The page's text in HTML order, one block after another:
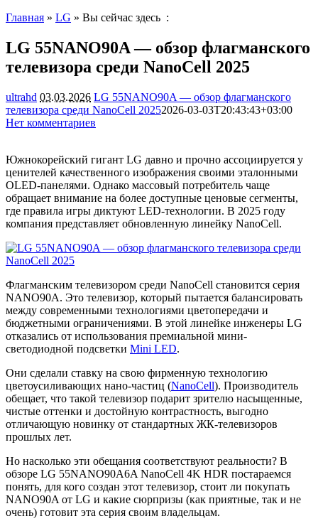
Главная » LG » Вы сейчас здесь :
LG 55NANO90A — обзор флагманского
телевизора среди NanoCell 2025
ultrahd 03.03.2026 LG 55NANO90A — обзор флагманского
телевизора среди NanoCell 20252026-03-03T20:43:43+03:00
Нет комментариев
Южнокорейский гигант LG давно и прочно ассоциируется у
ценителей качественного изображения своими эталонными
OLED-панелями. Однако массовый потребитель чаще
обращает внимание на более доступные ценовые сегменты,
где правила игры диктуют LED-технологии. В 2025 году
компания представляет обновленную линейку NanoCell.
Флагманским телевизором среди NanoCell становится серия
NANO90A. Это телевизор, который пытается балансировать
между современными технологиями цветопередачи и
бюджетными ограничениями. В этой линейке инженеры LG
отказались от использования премиальной мини-
светодиодной подсветки Mini LED.
Они сделали ставку на свою фирменную технологию
цветоусиливающих нано-частиц (NanoCell). Производитель
обещает, что такой телевизор подарит зрителю насыщенные,
чистые оттенки и достойную контрастность, выгодно
отличающую новинку от стандартных ЖК-телевизоров
прошлых лет.
Но насколько эти обещания соответствуют реальности? В
обзоре LG 55NANO90A6A NanoCell 4K HDR постараемся
понять, для кого создан этот телевизор, стоит ли покупать
NANO90A от LG и какие сюрпризы (как приятные, так и не
очень) готовит эта серия своим владельцам.